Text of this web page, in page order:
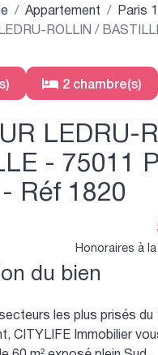
Appartement
Paris
ROLLIN /
2 chambre(s)
LEDRU-
- 75011
Réf 1820
Honoraires à
du bien
les plus prisés du
CITYLIFE Immobilier